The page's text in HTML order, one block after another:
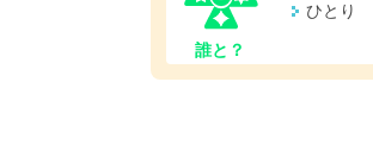
誰と？
ひとり